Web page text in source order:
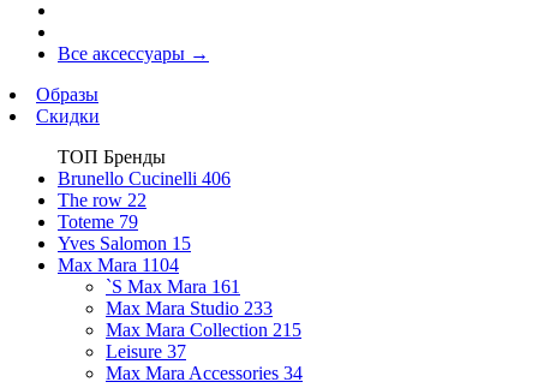
Все аксессуары →
Образы
Скидки
ТОП Бренды
Brunello Cucinelli 406
The row 22
Toteme 79
Yves Salomon 15
Max Mara 1104
`S Max Mara 161
Max Mara Studio 233
Max Mara Collection 215
Leisure 37
Max Mara Accessories 34